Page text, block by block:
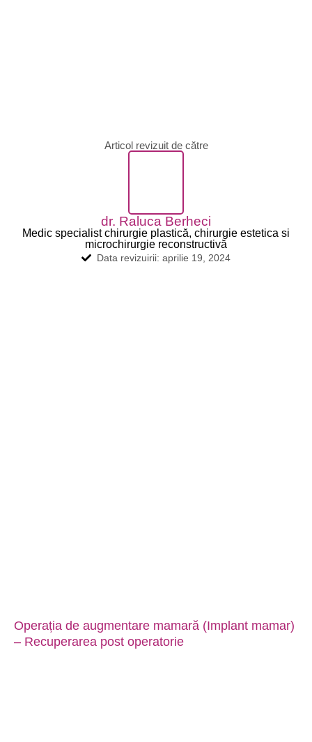
Articol revizuit de către
dr. Raluca Berheci
Medic specialist chirurgie plastică, chirurgie estetica si
microchirurgie reconstructivă
Data revizuirii: aprilie 19, 2024
Operația de augmentare mamară (Implant mamar)
– Recuperarea post operatorie